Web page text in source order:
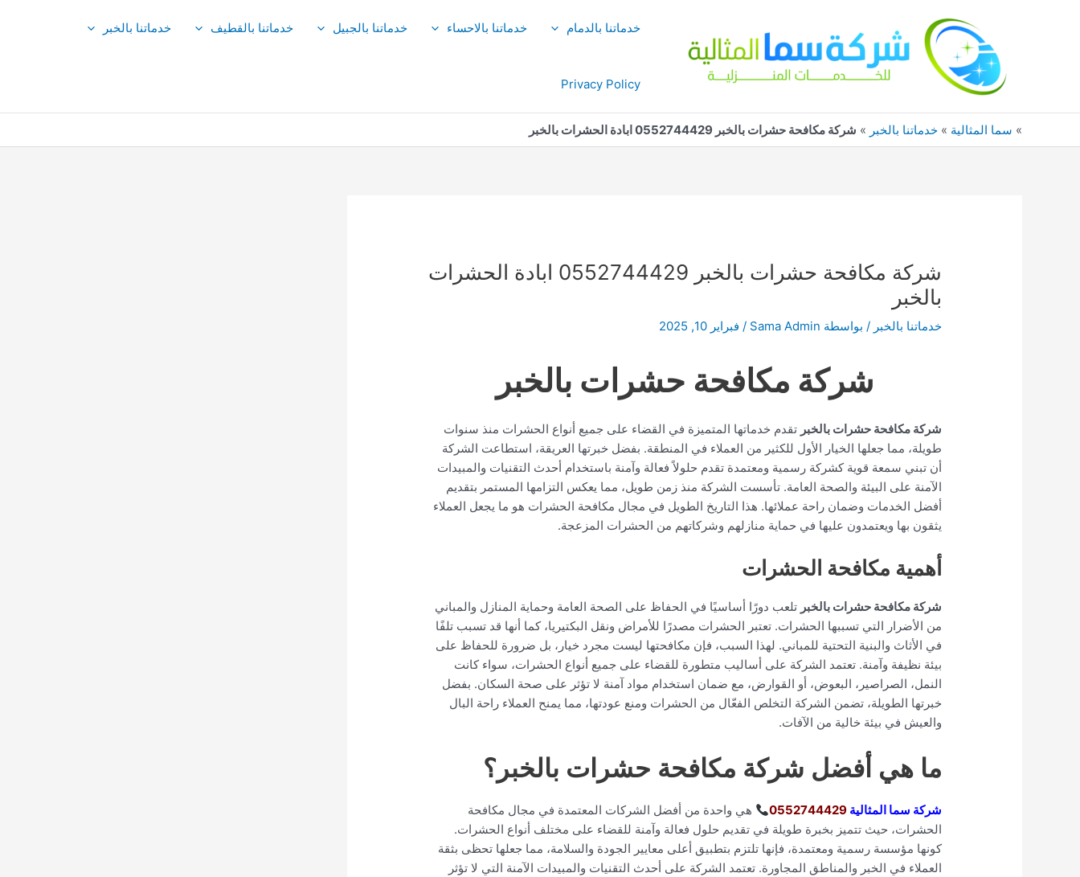
خدماتنا بالدمام خدماتنا بالاحساء خدماتنا بالجبيل خدماتنا بالقطيف خدماتنا بالخبر
Privacy Policy
» سما المثالية » خدماتنا بالخبر » شركة مكافحة حشرات بالخبر 0552744429 ابادة الحشرات بالخبر
شركة مكافحة حشرات بالخبر 0552744429 ابادة الحشرات
بالخبر
خدماتنا بالخبر / بواسطة Sama Admin
/ فبراير 10, 2025
شركة مكافحة حشرات بالخبر
شركة مكافحة حشرات بالخبر تقدم خدماتها المتميزة في القضاء على جميع أنواع الحشرات منذ سنوات
طويلة، مما جعلها الخيار الأول للكثير من العملاء في المنطقة. بفضل خبرتها العريقة، استطاعت الشركة
أن تبني سمعة قوية كشركة رسمية ومعتمدة تقدم حلولاً فعالة وآمنة باستخدام أحدث التقنيات والمبيدات
الآمنة على البيئة والصحة العامة. تأسست الشركة منذ زمن طويل، مما يعكس التزامها المستمر بتقديم
أفضل الخدمات وضمان راحة عملائها. هذا التاريخ الطويل في مجال مكافحة الحشرات هو ما يجعل العملاء
يثقون بها ويعتمدون عليها في حماية منازلهم وشركاتهم من الحشرات المزعجة.
أهمية مكافحة الحشرات
شركة مكافحة حشرات بالخبر تلعب دورًا أساسيًا في الحفاظ على الصحة العامة وحماية المنازل والمباني
من الأضرار التي تسببها الحشرات. تعتبر الحشرات مصدرًا للأمراض ونقل البكتيريا، كما أنها قد تسبب تلفًا
في الأثاث والبنية التحتية للمباني. لهذا السبب، فإن مكافحتها ليست مجرد خيار، بل ضرورة للحفاظ على
بيئة نظيفة وآمنة. تعتمد الشركة على أساليب متطورة للقضاء على جميع أنواع الحشرات، سواء كانت
النمل، الصراصير، البعوض، أو القوارض، مع ضمان استخدام مواد آمنة لا تؤثر على صحة السكان. بفضل
خبرتها الطويلة، تضمن الشركة التخلص الفعّال من الحشرات ومنع عودتها، مما يمنح العملاء راحة البال
والعيش في بيئة خالية من الآفات.
ما هي أفضل شركة مكافحة حشرات بالخبر؟
شركة سما المثالية 0552744429
هي واحدة من أفضل الشركات المعتمدة في مجال مكافحة
الحشرات، حيث تتميز بخبرة طويلة في تقديم حلول فعالة وآمنة للقضاء على مختلف أنواع الحشرات.
كونها مؤسسة رسمية ومعتمدة، فإنها تلتزم بتطبيق أعلى معايير الجودة والسلامة، مما جعلها تحظى بثقة
العملاء في الخبر والمناطق المجاورة. تعتمد الشركة على أحدث التقنيات والمبيدات الآمنة التي لا تؤثر